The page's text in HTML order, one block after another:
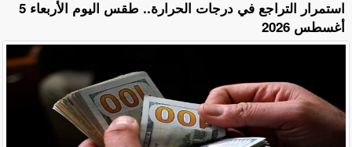
استمرار التراجع في درجات الحرارة.. طقس اليوم الأربعاء 5
أغسطس 2026